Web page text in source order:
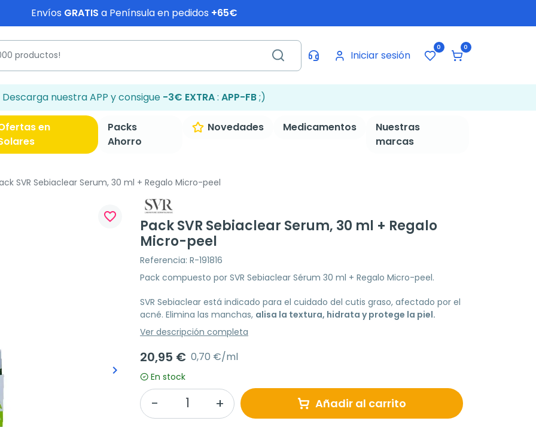
Envíos GRATIS a Península en pedidos +65€
Iniciar sesión
0 0
Descarga nuestra APP y consigue -3€ EXTRA: APP-FB;)
en
Packs
Ahorro
Novedades Medicamentos
Nuestras
marcas
SVR Sebiaclear Serum, 30 ml + Regalo Micro-peel
Siguiente
keyboard_arrow_right
favorite_border
Pack SVR Sebiaclear Serum, 30 ml + Regalo
Micro-peel
Referencia: R-191816
Pack compuesto por SVR Sebiaclear Sérum 30 ml + Regalo Micro-peel.
SVR Sebiaclear está indicado para el cuidado del cutis graso, afectado por el
acné. Elimina las manchas, alisa la textura, hidrata y protege la piel.
Ver descripción completa
20,95 € 0,70 €/ml
En stock
Añadir al carrito